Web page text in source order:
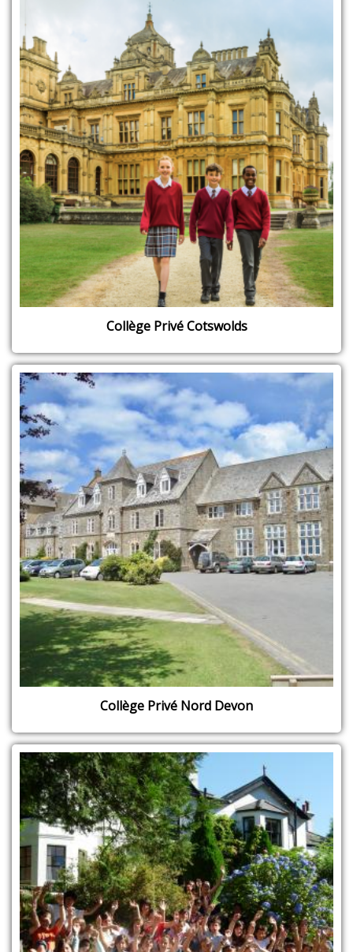
Collège Privé Cotswolds
Collège Privé Nord Devon